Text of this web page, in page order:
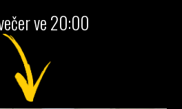
ve 20:00